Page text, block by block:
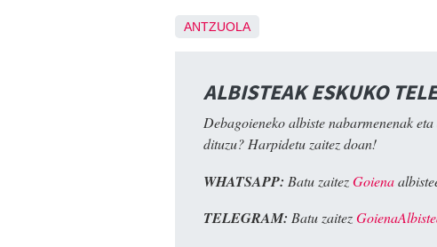
ANTZUOLA
ALBISTEAK ESKUKO
Debagoieneko albiste nabarmenenak
dituzu? Harpidetu zaitez doan!
WHATSAPP: Batu zaitezGoiena
TELEGRAM: Batu zaitez